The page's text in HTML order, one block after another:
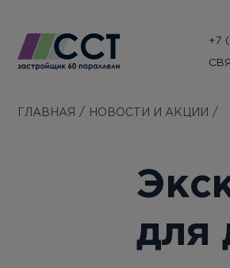
+7
ГЛАВНАЯ НОВОСТИ И АКЦИИ
для